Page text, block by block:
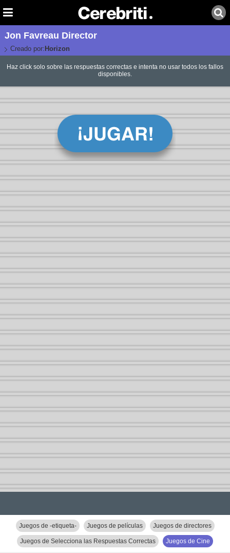
Jon Favreau Director
Creado por: Horizon
Haz click solo sobre las respuestas correctas e intenta no usar todos los fallos
disponibles.
Juegos de -etiqueta- Juegos de películas Juegos de directores
Juegos de Selecciona las Respuestas Correctas Juegos de Cine